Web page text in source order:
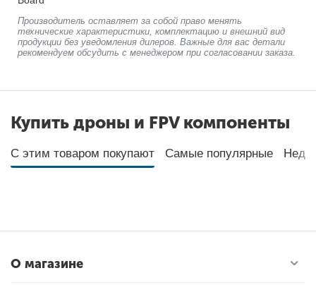
Производитель оставляет за собой право менять
технические характеристики, комплектацию и внешний вид
продукции без уведомления дилеров. Важные для вас детали
рекомендуем обсудить с менеджером при согласовании заказа.
Купить дроны и FPV компоненты
С этим товаром покупают Самые популярные
О магазине